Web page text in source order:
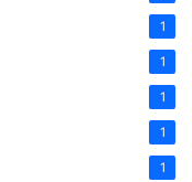
1
1
1
1
1